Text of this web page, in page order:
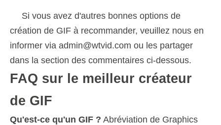
Si vous avez d'autres bonnes options de
création de GIF à recommander, veuillez nous en
informer via admin@wtvid.com ou les partager
dans la section des commentaires ci-dessous.
FAQ sur le meilleur créateur
de GIF
Qu'est-ce qu'un GIF ? Abréviation de Graphics